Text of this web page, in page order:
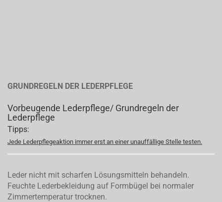
GRUNDREGELN DER LEDERPFLEGE
Vorbeugende Lederpflege/ Grundregeln der
Lederpflege
Tipps:
Jede Lederpflegeaktion immer erst an einer unauffällige Stelle testen.
Leder nicht mit scharfen Lösungsmitteln behandeln.
Feuchte Lederbekleidung auf Formbügel bei normaler
Zimmertemperatur trocknen.